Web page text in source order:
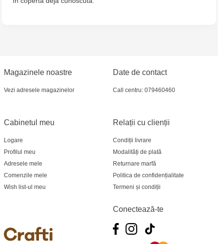
Crafti Comrat - str Pobeda,48
Crafti Centru - bd. Ștefan cel Mare și Sfânt,
Crafti Ciocana - bd. Mircea cel Bătrân,17/3
Crafti Buiucani - str. Ion Creangă, 68/1
Crafti Ciocana- Port Mall, etajul 3
Multistore Telecentru - str. N. Testemițanu
Magazinele noastre
Vezi adresele magazinelor
Relații cu clienții
Condiții livrare
Modalități de plată
Returnare marfă
Politica de confidențialitate
Termeni și condiții
Cabinetul meu
Logare
Profilul meu
Adresele mele
Comenzile mele
Wish list-ul meu
Date de contact
Call centru: 079460460
Conectează-te